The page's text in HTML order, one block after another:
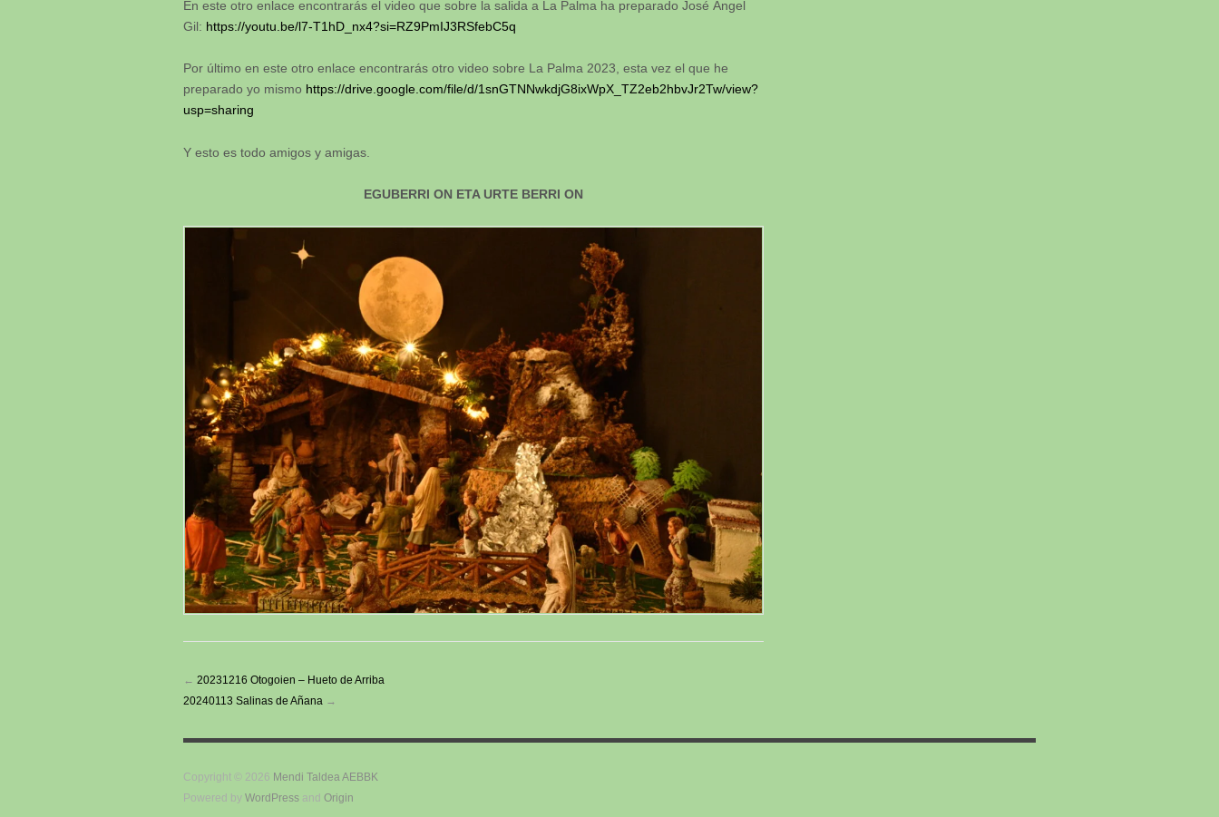
En este otro enlace encontrarás el video que sobre la salida a La Palma ha preparado José Ángel
Gil: https://youtu.be/l7-T1hD_nx4?si=RZ9PmIJ3RSfebC5q
Por último en este otro enlace encontrarás otro video sobre La Palma 2023, esta vez el que he
preparado yo mismo https://drive.google.com/file/d/1snGTNNwkdjG8ixWpX_TZ2eb2hbvJr2Tw/view?
usp=sharing
Y esto es todo amigos y amigas.
EGUBERRI ON ETA URTE BERRI ON
← 20231216 Otogoien – Hueto de Arriba
20240113 Salinas de Añana →
Copyright © 2026 Mendi Taldea AEBBK
Powered by WordPress and Origin